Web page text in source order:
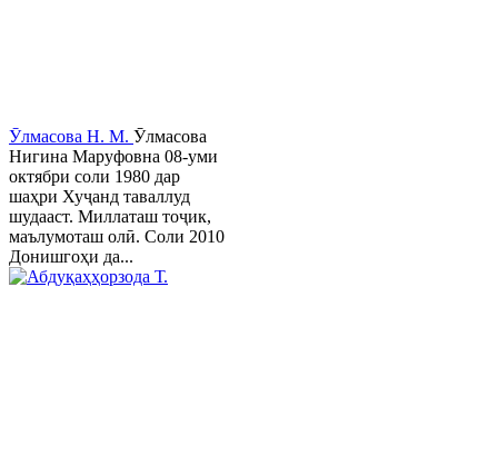
Ӯлмасова Н. М. Ӯлмасова
Нигина Маруфовна 08-уми
октябри соли 1980 дар
шаҳри Хуҷанд таваллуд
шудааст. Миллаташ тоҷик,
маълумоташ олӣ. Соли 2010
Донишгоҳи да...